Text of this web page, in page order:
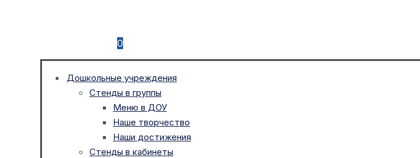
0
Дошкольные учреждения
Стенды в группы
Меню в ДОУ
Наше творчество
Наши достижения
Стенды в кабинеты